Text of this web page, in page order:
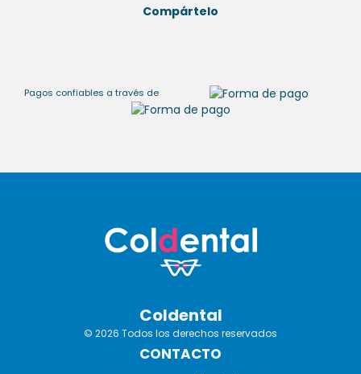
Compártelo
Pagos confiables a través de
Coldental
© 2026 Todos los derechos reservados
CONTACTO